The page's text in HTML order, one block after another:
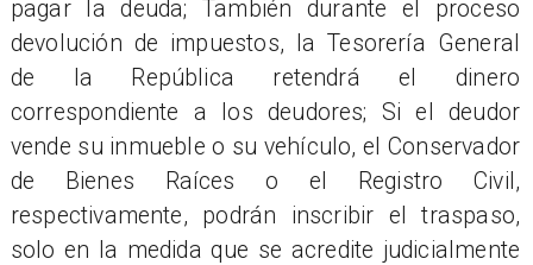
pagar la deuda; También durante el proceso
devolución de impuestos, la Tesorería General
de la República retendrá el dinero
correspondiente a los deudores; Si el deudor
vende su inmueble o su vehículo, el Conservador
de Bienes Raíces o el Registro Civil,
respectivamente, podrán inscribir el traspaso,
solo en la medida que se acredite judicialmente